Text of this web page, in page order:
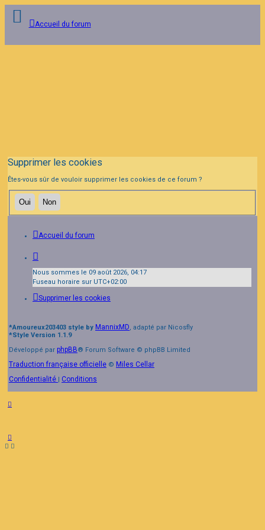
Accueil du forum
Supprimer les cookies
Êtes-vous sûr de vouloir supprimer les cookies de ce forum ?
Accueil du forum
Nous sommes le 09 août 2026, 04:17
Fuseau horaire sur UTC+02:00
Supprimer les cookies
*Amoureux203403 style by MannixMD, adapté par Nicosfly
*Style Version 1.1.9
Développé par phpBB® Forum Software © phpBB Limited
Traduction française officielle © Miles Cellar
Confidentialité
Conditions